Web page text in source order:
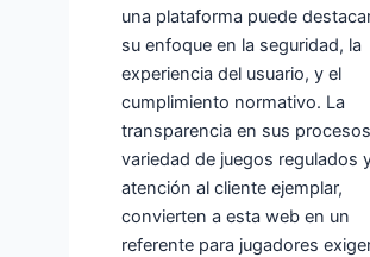
una plataforma puede
su enfoque en la seguridad, la
experiencia del usuario, y el
cumplimiento normativo. La
transparencia en sus
variedad de juegos regulados
atención al cliente ejemplar,
convierten a esta web en un
referente para jugadores